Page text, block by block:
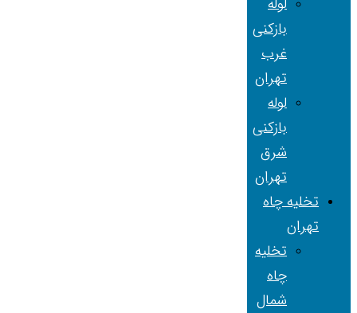
بازکنی
غرب
تهران
لوله
بازکنی
شرق
تهران
تخلیه چاه
تهران
تخلیه
چاه
شمال